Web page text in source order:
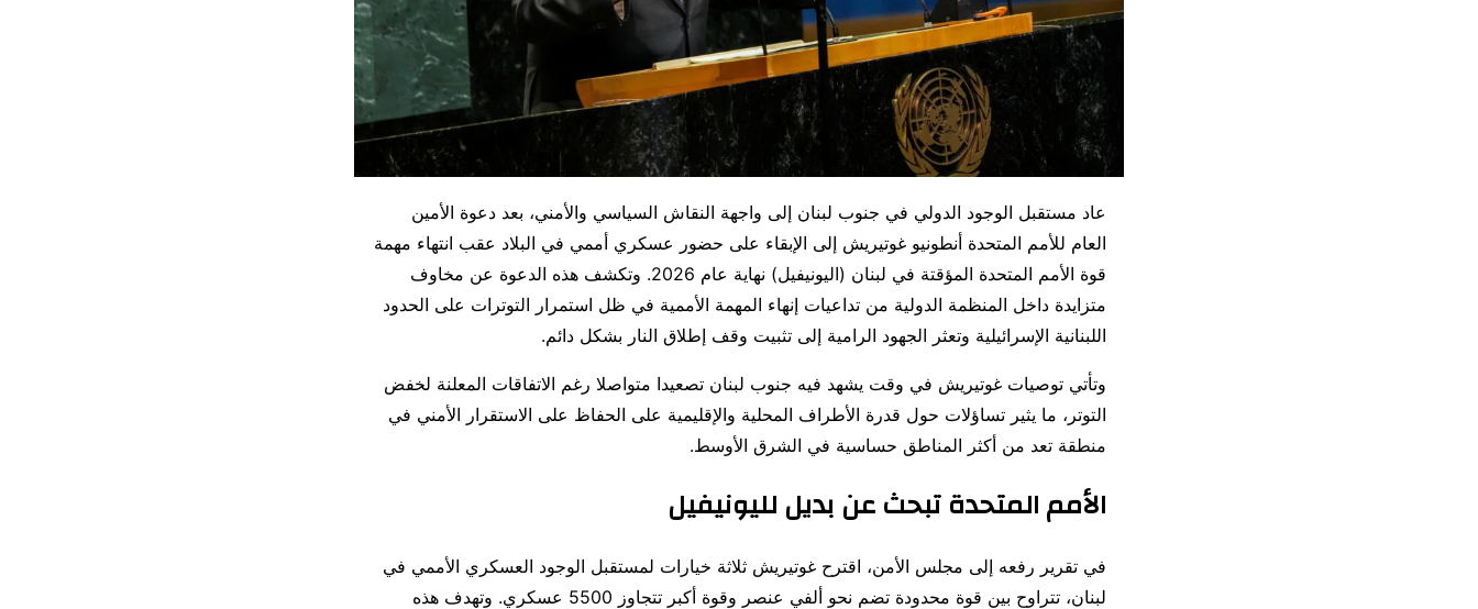
عاد مستقبل الوجود الدولي في جنوب لبنان إلى واجهة النقاش السياسي والأمني، بعد دعوة الأمين
العام للأمم المتحدة أنطونيو غوتيريش إلى الإبقاء على حضور عسكري أممي في البلاد عقب انتهاء مهمة
قوة الأمم المتحدة المؤقتة في لبنان (اليونيفيل) نهاية عام 2026. وتكشف هذه الدعوة عن مخاوف
متزايدة داخل المنظمة الدولية من تداعيات إنهاء المهمة الأممية في ظل استمرار التوترات على الحدود
اللبنانية الإسرائيلية وتعثر الجهود الرامية إلى تثبيت وقف إطلاق النار بشكل دائم.
وتأتي توصيات غوتيريش في وقت يشهد فيه جنوب لبنان تصعيدا متواصلا رغم الاتفاقات المعلنة لخفض
التوتر، ما يثير تساؤلات حول قدرة الأطراف المحلية والإقليمية على الحفاظ على الاستقرار الأمني في
منطقة تعد من أكثر المناطق حساسية في الشرق الأوسط.
الأمم المتحدة تبحث عن بديل لليونيفيل
في تقرير رفعه إلى مجلس الأمن، اقترح غوتيريش ثلاثة خيارات لمستقبل الوجود العسكري الأممي في
لبنان، تتراوح بين قوة محدودة تضم نحو ألفي عنصر وقوة أكبر تتجاوز 5500 عسكري. وتهدف هذه